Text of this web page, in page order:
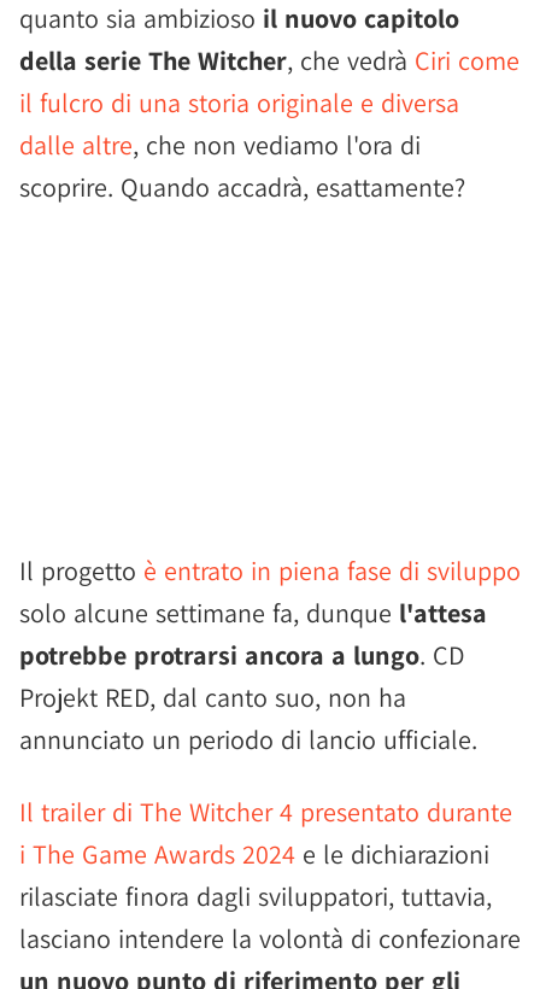
quanto sia ambizioso il nuovo capitolo
della serie The Witcher, che vedrà Ciri come
il fulcro di una storia originale e diversa
dalle altre, che non vediamo l'ora di
scoprire. Quando accadrà, esattamente?
Il progetto è entrato in piena fase di sviluppo
solo alcune settimane fa, dunque l'attesa
potrebbe protrarsi ancora a lungo. CD
Projekt RED, dal canto suo, non ha
annunciato un periodo di lancio ufficiale.
Il trailer di The Witcher 4 presentato durante
i The Game Awards 2024 e le dichiarazioni
rilasciate finora dagli sviluppatori, tuttavia,
lasciano intendere la volontà di confezionare
un nuovo punto di riferimento per gli